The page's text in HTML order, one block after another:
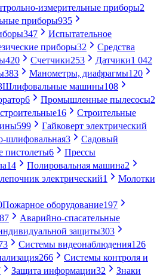
измерительные приборы2
приборы935
347
Испытательное
приборы32
Средства
420 Счетчики253 Датчики1 042
383 Манометры, диафрагмы120
Шлифовальные машины108
6 Промышленные пылесосы2
16
Строительные
599
Гайковерт электрический
шлифовальная3
Садовый
пистолеты6
Прессы
14 Полировальная машина2
электрический1
Молотки
Пожарное оборудование197
Аварийно-спасательные
защиты303
Системы видеонаблюдения126
266
Системы контроля и
Защита информации32
Знаки